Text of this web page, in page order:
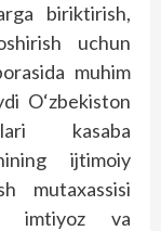
biriktirish,
uchun
muhim
O‘zbekiston
kasaba
ijtimoiy
mutaxassisi
imtiyoz va